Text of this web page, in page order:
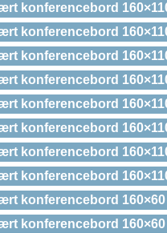
konferencebord
konferencebord
konferencebord
konferencebord
konferencebord
konferencebord
konferencebord
konferencebord
konferencebord
konferencebord